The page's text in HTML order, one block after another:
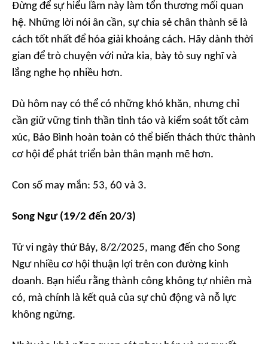
Đừng để sự hiểu lầm này làm tổn thương mối quan
hệ. Những lời nói ân cần, sự chia sẻ chân thành sẽ là
cách tốt nhất để hóa giải khoảng cách. Hãy dành thời
gian để trò chuyện với nửa kia, bày tỏ suy nghĩ và
lắng nghe họ nhiều hơn.
Dù hôm nay có thể có những khó khăn, nhưng chỉ
cần giữ vững tinh thần tỉnh táo và kiểm soát tốt cảm
xúc, Bảo Bình hoàn toàn có thể biến thách thức thành
cơ hội để phát triển bản thân mạnh mẽ hơn.
Con số may mắn: 53, 60 và 3.
Song Ngư (19/2 đến 20/3)
Tử vi ngày thứ Bảy, 8/2/2025, mang đến cho Song
Ngư nhiều cơ hội thuận lợi trên con đường kinh
doanh. Bạn hiểu rằng thành công không tự nhiên mà
có, mà chính là kết quả của sự chủ động và nỗ lực
không ngừng.